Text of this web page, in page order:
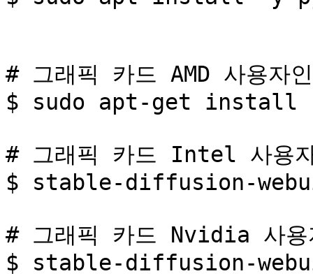
# 그래픽 카드 AMD 사용자
$ sudo apt-get install
# 그래픽 카드 Intel 사용
$ stable-diffusion-
# 그래픽 카드 Nvidia 사용
$ stable-diffusion-